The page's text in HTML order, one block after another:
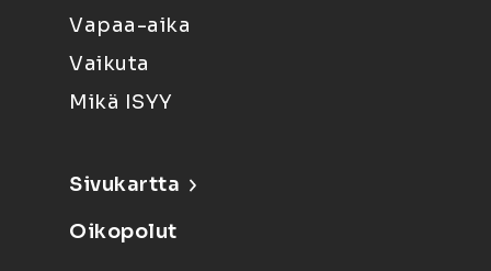
Vapaa-aika
Vaikuta
Mikä ISYY
Sivukartta
Oikopolut